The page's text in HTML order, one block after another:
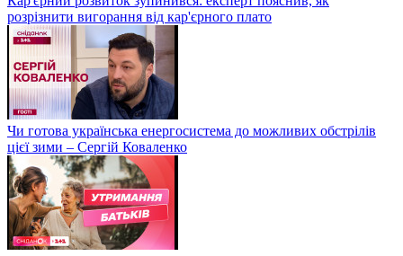
розрізнити вигорання від кар'єрного плато
Чи готова українська енергосистема до можливих обстрілів
цієї зими – Сергій Коваленко